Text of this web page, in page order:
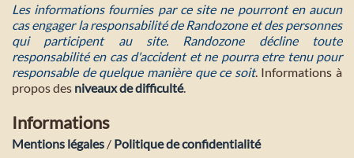
Les informations fournies par ce site ne pourront en aucun
cas engager la responsabilité de Randozone et des personnes
qui participent au site. Randozone décline toute
responsabilité en cas d'accident et ne pourra etre tenu pour
responsable de quelque manière que ce soit. Informations à
propos des niveaux de difficulté.
Informations
Mentions légales / Politique de confidentialité